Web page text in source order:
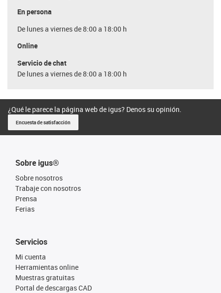
En persona
De lunes a viernes de 8:00 a 18:00 h
Online
Servicio de chat
De lunes a viernes de 8:00 a 18:00 h
¿Qué le parece la página web de igus? Denos su opinión.
Encuesta de satisfacción
Sobre igus®
Sobre nosotros
Trabaje con nosotros
Prensa
Ferias
Servicios
Mi cuenta
Herramientas online
Muestras gratuitas
Portal de descargas CAD